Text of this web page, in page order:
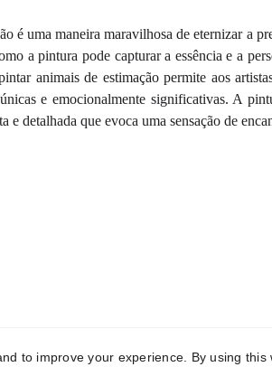
é uma maneira maravilhosa de eternizar a
a pintura pode capturar a essência e a
animais de estimação permite aos
e emocionalmente significativas. A
e detalhada que evoca uma sensação de
to improve your experience. By using